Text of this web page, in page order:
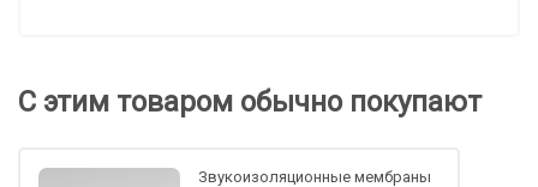
С этим товаром обычно покупают
Звукоизоляционные мембраны